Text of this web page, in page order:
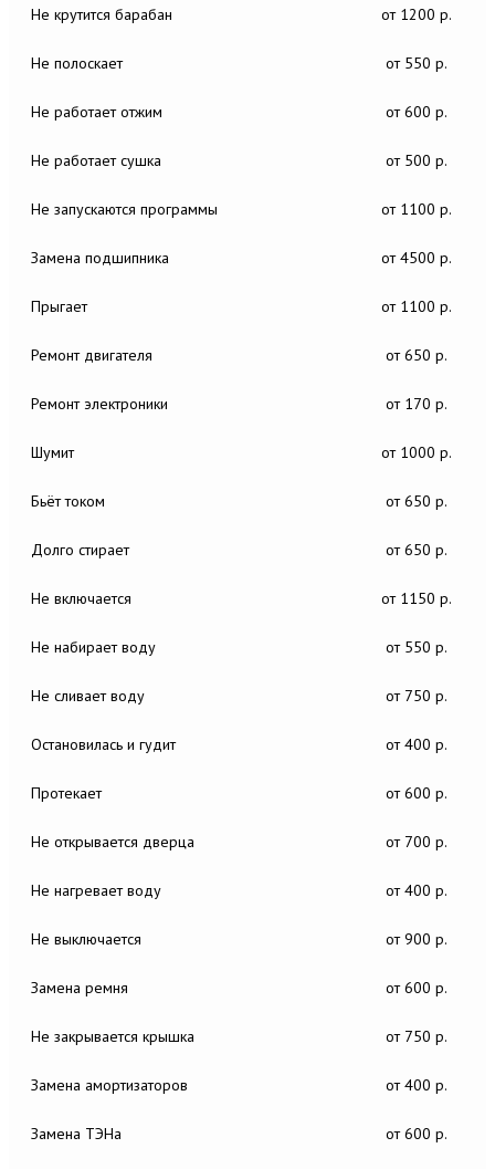
Не крутится барабан от 1200 р.
Не полоскает от 550 р.
Не работает отжим от 600 р.
Не работает сушка от 500 р.
Не запускаются программы от 1100 р.
Замена подшипника от 4500 р.
Прыгает от 1100 р.
Ремонт двигателя от 650 р.
Ремонт электроники от 170 р.
Шумит от 1000 р.
Бьёт током от 650 р.
Долго стирает от 650 р.
Не включается от 1150 р.
Не набирает воду от 550 р.
Не сливает воду от 750 р.
Остановилась и гудит от 400 р.
Протекает от 600 р.
Не открывается дверца от 700 р.
Не нагревает воду от 400 р.
Не выключается от 900 р.
Замена ремня от 600 р.
Не закрывается крышка от 750 р.
Замена амортизаторов от 400 р.
Замена ТЭНа от 600 р.